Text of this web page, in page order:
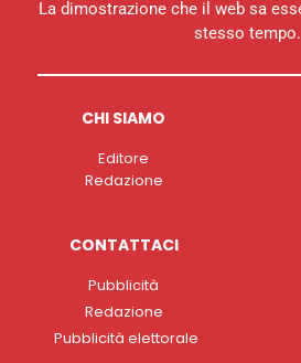
La dimostrazione che il web sa
stesso tempo.
CHI SIAMO
Editore
Redazione
CONTATTACI
Pubblicità
Redazione
Pubblicità elettorale